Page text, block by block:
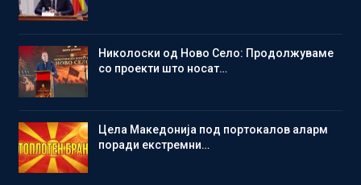
Николоски од Ново Село: Продолжуваме
со проекти што носат…
Цела Македонија под портокалов аларм
поради екстремни…